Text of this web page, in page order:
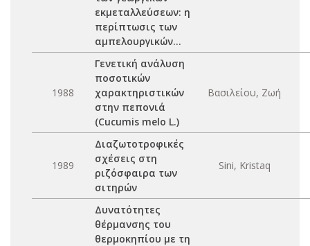
εκμεταλλεύσεων: η
περίπτωσις των
αμπελουργικών...
1988
Γενετική ανάλυση
ποσοτικών
χαρακτηριστικών
στην πεπονιά
(Cucumis melo L.)
Βασιλείου, Ζωή
1989
Διαζωτοτροφικές
σχέσεις στη
ριζόσφαιρα των
σιτηρών
Sini, Kristaq
Δυνατότητες
θέρμανσης του
θερμοκηπίου με τη